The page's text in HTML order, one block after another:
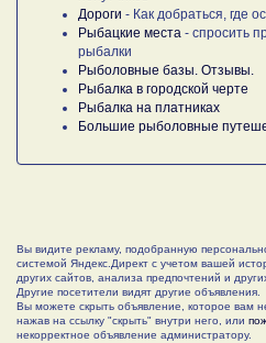
Дороги - Как добраться, где
Рыбацкие места - спросить
рыбалки
Рыболовные базы. Отзывы.
Рыбалка в городской черте
Рыбалка на платниках
Большие рыболовные
Вы видите рекламу, подобранную
системой Яндекс.Директ с учетом вашей
других сайтов, анализа предпочтений и
Другие посетители видят другие объявления.
Вы можете скрыть объявление, которое вам
нажав на ссылку "скрыть" внутри него, или
некорректное объявление администратору.